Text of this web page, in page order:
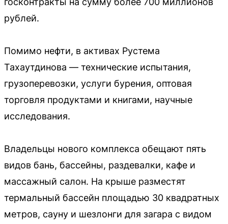
рублей.
Помимо нефти, в активах Рустема
Тахаутдинова — технические испытания,
грузоперевозки, услуги бурения, оптовая
торговля продуктами и книгами, научные
исследования.
Владельцы нового комплекса обещают пять
видов бань, бассейны, раздевалки, кафе и
массажный салон. На крыше разместят
термальный бассейн площадью 30 квадратных
метров, сауну и шезлонги для загара с видом